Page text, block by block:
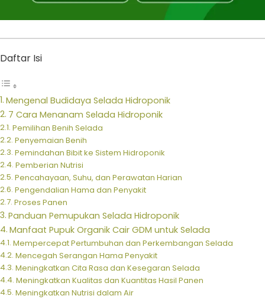
Daftar Isi
Mengenal Budidaya Selada Hidroponik
7 Cara Menanam Selada Hidroponik
Pemilihan Benih Selada
Penyemaian Benih
Pemindahan Bibit ke Sistem Hidroponik
Pemberian Nutrisi
Pencahayaan, Suhu, dan Perawatan Harian
Pengendalian Hama dan Penyakit
Proses Panen
Panduan Pemupukan Selada Hidroponik
Manfaat Pupuk Organik Cair GDM untuk Selada
Mempercepat Pertumbuhan dan Perkembangan Selada
Mencegah Serangan Hama Penyakit
Meningkatkan Cita Rasa dan Kesegaran Selada
Meningkatkan Kualitas dan Kuantitas Hasil Panen
Meningkatkan Nutrisi dalam Air